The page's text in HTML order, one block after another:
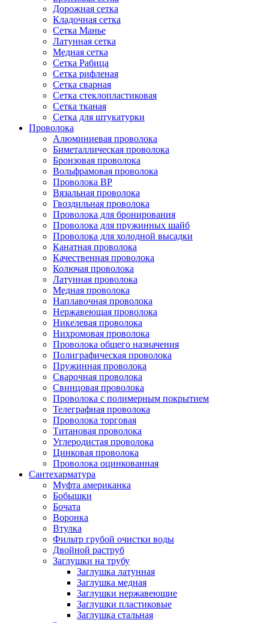
Дорожная сетка
Кладочная сетка
Сетка Манье
Латунная сетка
Медная сетка
Сетка Рабица
Сетка рифленая
Сетка сварная
Сетка стеклопластиковая
Сетка тканая
Сетка для штукатурки
Проволока
Алюминиевая проволока
Биметаллическая проволока
Бронзовая проволока
Вольфрамовая проволока
Проволока ВР
Вязальная проволока
Гвоздильная проволока
Проволока для бронирования
Проволока для пружинных шайб
Проволока для холодной высадки
Канатная проволока
Качественная проволока
Колючая проволока
Латунная проволока
Медная проволока
Наплавочная проволока
Нержавеющая проволока
Никелевая проволока
Нихромовая проволока
Проволока общего назначения
Полиграфическая проволока
Пружинная проволока
Сварочная проволока
Свинцовая проволока
Проволока с полимерным покрытием
Телеграфная проволока
Проволока торговая
Титановая проволока
Углеродистая проволока
Цинковая проволока
Проволока оцинкованная
Сантехарматура
Муфта американка
Бобышки
Бочата
Воронка
Втулка
Фильтр грубой очистки воды
Двойной раструб
Заглушки на трубу
Заглушка латунная
Заглушка медная
Заглушки нержавеющие
Заглушки пластиковые
Заглушка стальная